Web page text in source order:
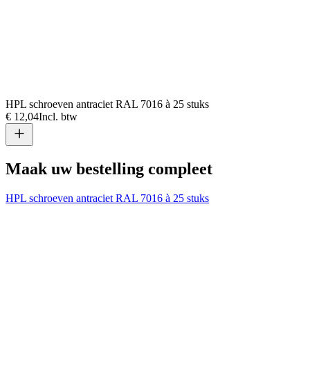
HPL schroeven antraciet RAL 7016 à 25 stuks
€ 12,04Incl. btw
Maak uw bestelling compleet
HPL schroeven antraciet RAL 7016 à 25 stuks